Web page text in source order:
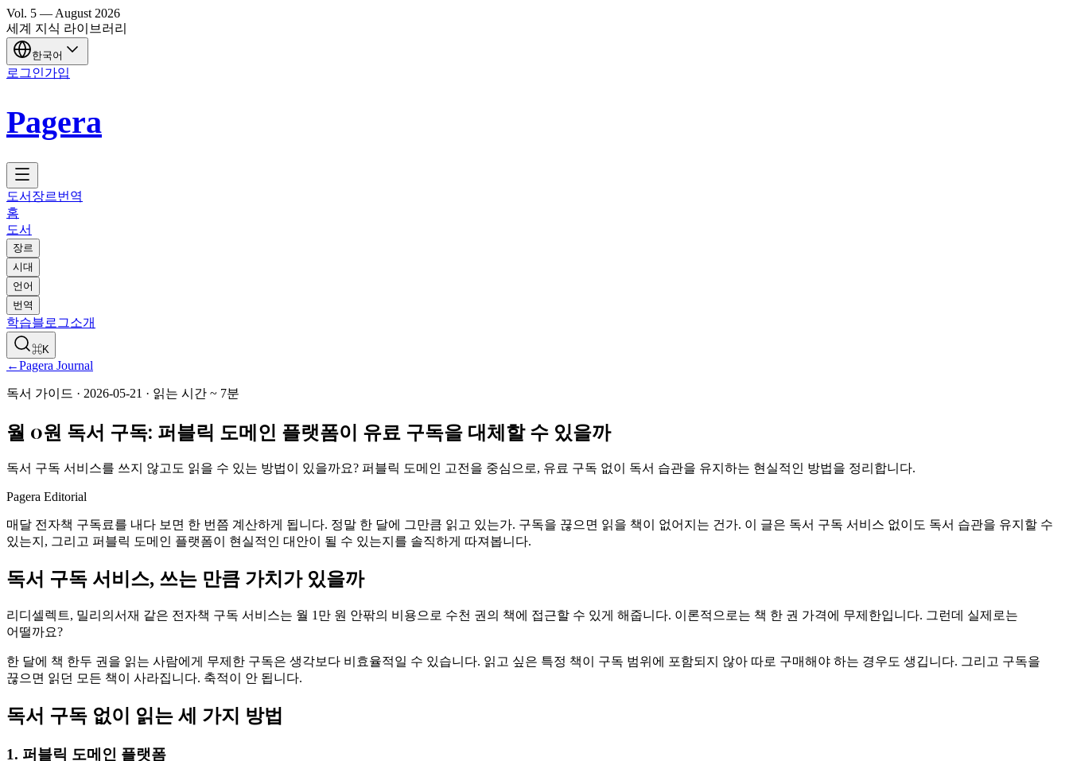
Vol. 5 — August 2026
세계 지식 라이브러리
한국어
로그인가입
Pagera
도서 장르번역
홈
도서
장르
시대
언어
번역
학습블로그소개
⌘K
←Pagera Journal
독서 가이드 · 2026-05-21 · 읽는 시간 ~ 7분
월 0원 독서 구독: 퍼블릭 도메인 플랫폼이 유료 구독을 대체할 수 있을까
독서 구독 서비스를 쓰지 않고도 읽을 수 있는 방법이 있을까요? 퍼블릭 도메인 고전을 중심으로, 유료 구독 없이 독서 습관을 유지하는 현실적인 방법을 정리합니다.
Pagera Editorial
매달 전자책 구독료를 내다 보면 한 번쯤 계산하게 됩니다. 정말 한 달에 그만큼 읽고 있는가. 구독을 끊으면 읽을 책이 없어지는 건가. 이 글은 독서 구독 서비스 없이도 독서 습관을 유지할 수
있는지, 그리고 퍼블릭 도메인 플랫폼이 현실적인 대안이 될 수 있는지를 솔직하게 따져봅니다.
독서 구독 서비스, 쓰는 만큼 가치가 있을까
리디셀렉트, 밀리의서재 같은 전자책 구독 서비스는 월 1만 원 안팎의 비용으로 수천 권의 책에 접근할 수 있게 해줍니다. 이론적으로는 책 한 권 가격에 무제한입니다. 그런데 실제로는
어떨까요?
한 달에 책 한두 권을 읽는 사람에게 무제한 구독은 생각보다 비효율적일 수 있습니다. 읽고 싶은 특정 책이 구독 범위에 포함되지 않아 따로 구매해야 하는 경우도 생깁니다. 그리고 구독을
끊으면 읽던 모든 책이 사라집니다. 축적이 안 됩니다.
독서 구독 없이 읽는 세 가지 방법
1. 퍼블릭 도메인 플랫폼